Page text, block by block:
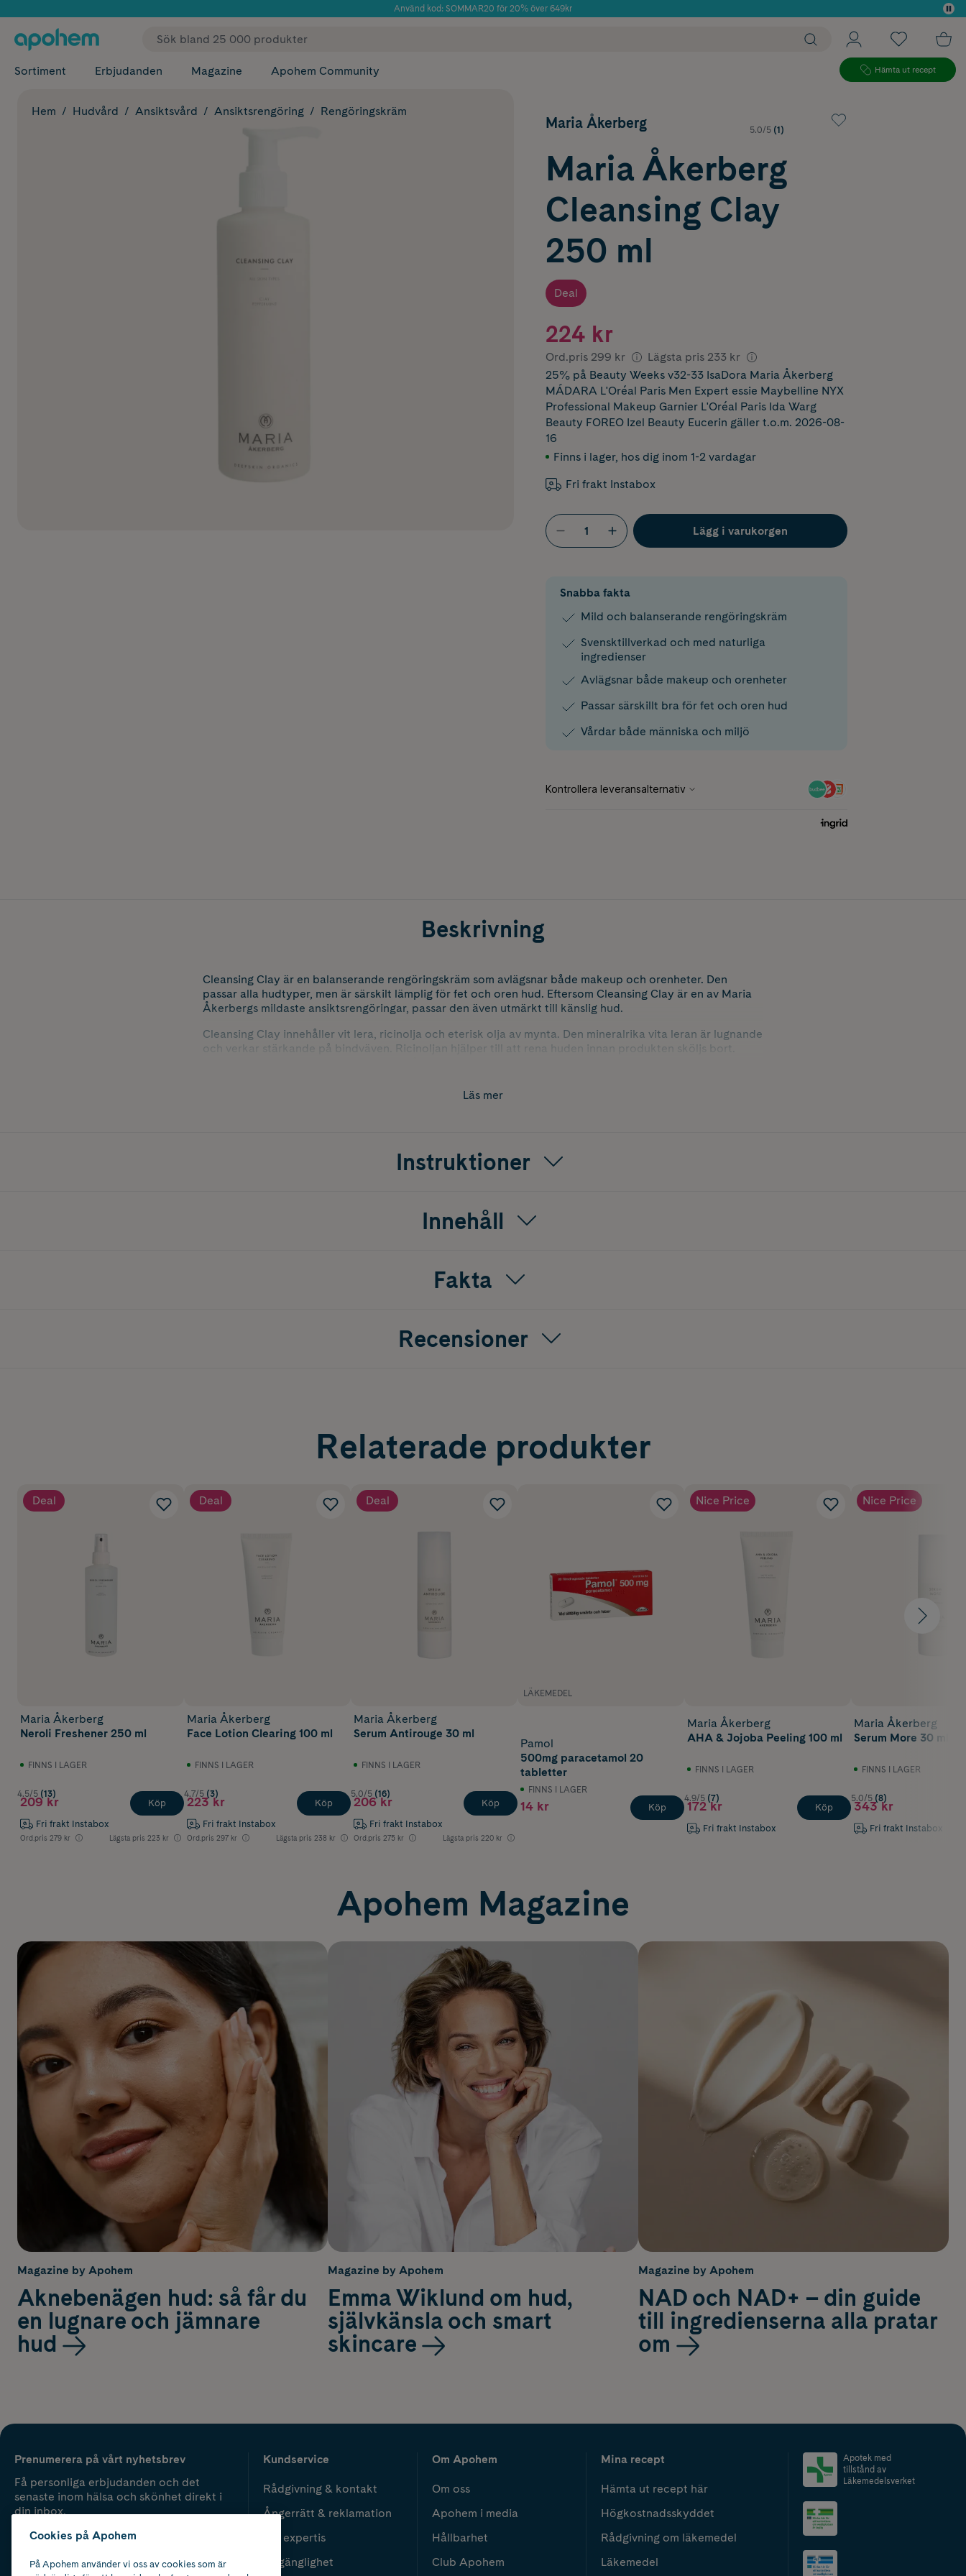
Använd kod: SOMMAR20 för 20% över 649kr
Sortiment Erbjudanden Magazine Apohem Community Hämta ut recept
Hem Hudvård Ansiktsvård Ansiktsrengöring Rengöringskräm
Maria Åkerberg 5.0/5 (1)
Maria Åkerberg
Cleansing Clay
250 ml
Deal
224 kr
Ord.pris 299 kr Lägsta pris 233 kr
25% på Beauty Weeks v32-33 IsaDora Maria Åkerberg
MÁDARA L'Oréal Paris Men Expert essie Maybelline NYX
Professional Makeup Garnier L'Oréal Paris Ida Warg
Beauty FOREO Izel Beauty Eucerin gäller t.o.m. 2026-08-
16
Finns i lager, hos dig inom 1-2 vardagar
Fri frakt Instabox
Lägg i varukorgen
Snabba fakta
Mild och balanserande rengöringskräm
Svensktillverkad och med naturliga
ingredienser
Avlägsnar både makeup och orenheter
Passar särskillt bra för fet och oren hud
Vårdar både människa och miljö
Beskrivning
Cleansing Clay är en balanserande rengöringskräm som avlägsnar både makeup och orenheter. Den
passar alla hudtyper, men är särskilt lämplig för fet och oren hud. Eftersom Cleansing Clay är en av Maria
Åkerbergs mildaste ansiktsrengöringar, passar den även utmärkt till känslig hud.
Cleansing Clay innehåller vit lera, ricinolja och eterisk olja av mynta. Den mineralrika vita leran är lugnande
och verkar stärkande på bindväven. Ricinoljan hjälper till att rena huden innan produkten sköljs bort.
Det är viktigt för en fet hud att inte torka ut, eftersom den då kan börja producera ännu mer fett, vilket
Läs mer
Instruktioner
Innehåll
Fakta
Recensioner
Relaterade produkter
Deal
Maria Åkerberg
Neroli Freshener 250 ml
FINNS I LAGER
4.5/5 (13)
209 kr
Fri frakt Instabox
Ord.pris 279 kr Lägsta pris 223 kr
Köp
Deal
Maria Åkerberg
Face Lotion Clearing 100 ml
FINNS I LAGER
4.7/5 (3)
223 kr
Fri frakt Instabox
Ord.pris 297 kr Lägsta pris 238 kr
Köp
Deal
Maria Åkerberg
Serum Antirouge 30 ml
FINNS I LAGER
5.0/5 (16)
206 kr
Fri frakt Instabox
Ord.pris 275 kr Lägsta pris 220 kr
Köp
LÄKEMEDEL
Pamol
500mg paracetamol 20
tabletter
FINNS I LAGER
14 kr Köp
Nice Price
Maria Åkerberg
AHA & Jojoba Peeling 100 ml
FINNS I LAGER
4.9/5 (7)
172 kr
Fri frakt Instabox
Köp
Nice Price
Maria Åkerberg
Serum More 30 ml
FINNS I LAGER
5.0/5 (8)
343 kr
Fri frakt Instabox
Apohem Magazine
Magazine by Apohem
Aknebenägen hud: så får du
en lugnare och jämnare
hud
Magazine by Apohem
Emma Wiklund om hud,
självkänsla och smart
skincare
Magazine by Apohem
NAD och NAD+ – din guide
till ingredienserna alla pratar
om
Prenumerera på vårt nyhetsbrev
Få personliga erbjudanden och det
senaste inom hälsa och skönhet direkt i
din inbox.
Kundservice
Rådgivning & kontakt
Ångerrätt & reklamation
Vår expertis
Tillgänglighet
Om Apohem
Om oss
Apohem i media
Hållbarhet
Club Apohem
Mina recept
Hämta ut recept här
Högkostnadsskyddet
Rådgivning om läkemedel
Läkemedel
Apotek med
tillstånd av
Läkemedelsverket
Cookies på Apohem
På Apohem använder vi oss av cookies som är